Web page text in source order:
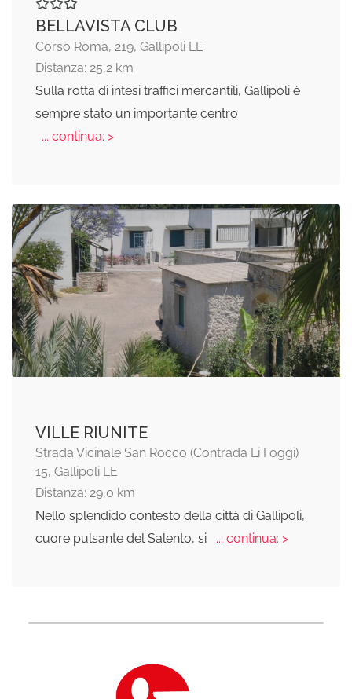
BELLAVISTA CLUB
Corso Roma, 219, Gallipoli LE
Distanza: 25,2 km
Sulla rotta di intesi traffici mercantili, Gallipoli è
sempre stato un importante centro
... continua: >
VILLE RIUNITE
Strada Vicinale San Rocco (Contrada Li Foggi)
15, Gallipoli LE
Distanza: 29,0 km
Nello splendido contesto della città di Gallipoli,
cuore pulsante del Salento, si
... continua: >